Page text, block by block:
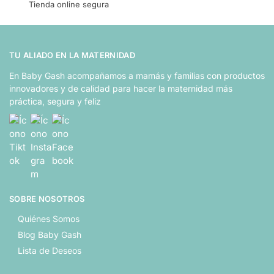
Tienda online segura
TU ALIADO EN LA MATERNIDAD
En Baby Gash acompañamos a mamás y familias con productos
innovadores y de calidad para hacer la maternidad más
práctica, segura y feliz
SOBRE NOSOTROS
Quiénes Somos
Blog Baby Gash
Lista de Deseos